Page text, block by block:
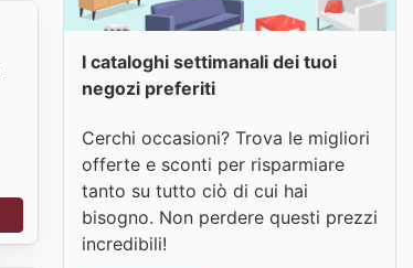
I cataloghi settimanali dei tuoi
negozi preferiti
Cerchi occasioni? Trova le migliori
offerte e sconti per risparmiare
tanto su tutto ciò di cui hai
bisogno. Non perdere questi prezzi
incredibili!